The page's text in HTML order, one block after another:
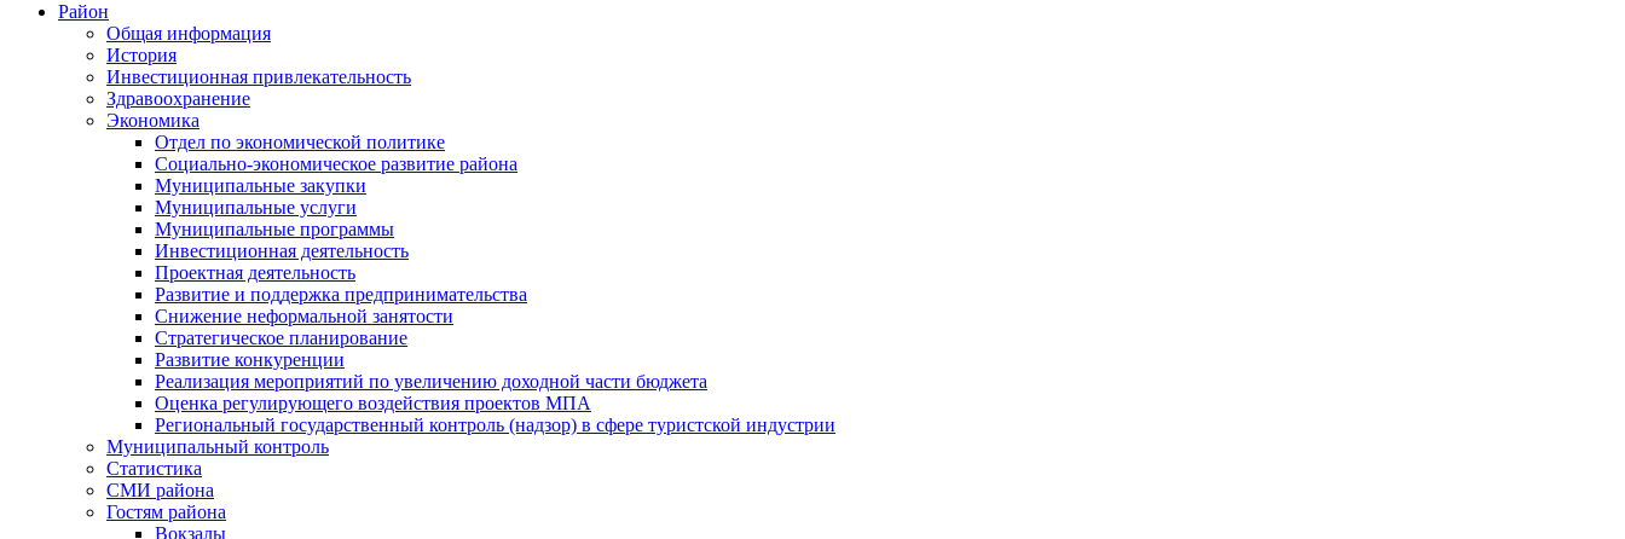
Район
Общая информация
История
Инвестиционная привлекательность
Здравоохранение
Экономика
Отдел по экономической политике
Социально-экономическое развитие района
Муниципальные закупки
Муниципальные услуги
Муниципальные программы
Инвестиционная деятельность
Проектная деятельность
Развитие и поддержка предпринимательства
Снижение неформальной занятости
Стратегическое планирование
Развитие конкуренции
Реализация мероприятий по увеличению доходной части бюджета
Оценка регулирующего воздействия проектов МПА
Региональный государственный контроль (надзор) в сфере туристской индустрии
Муниципальный контроль
Статистика
СМИ района
Гостям района
Вокзалы